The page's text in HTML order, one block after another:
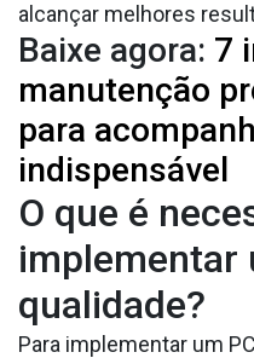
alcançar melhores
Baixe agora: 7
manutenção
para
indispensável
O que é
implementar
qualidade?
Para implementar um